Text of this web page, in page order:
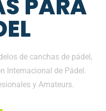
PARA
de canchas de pádel,
Internacional de Pádel.
y Amateurs.